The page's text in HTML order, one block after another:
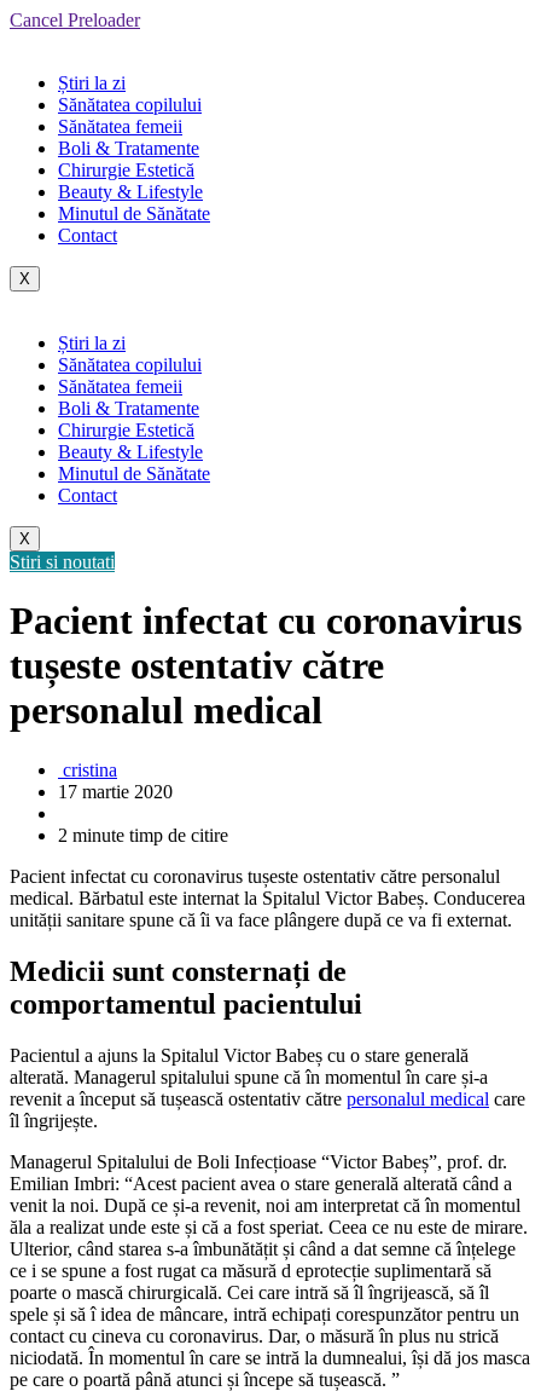
Cancel Preloader
Știri la zi
Sănătatea copilului
Sănătatea femeii
Boli & Tratamente
Chirurgie Estetică
Beauty & Lifestyle
Minutul de Sănătate
Contact
X
Știri la zi
Sănătatea copilului
Sănătatea femeii
Boli & Tratamente
Chirurgie Estetică
Beauty & Lifestyle
Minutul de Sănătate
Contact
X
Stiri si noutati
Pacient infectat cu coronavirus
tușeste ostentativ către
personalul medical
cristina
17 martie 2020
2 minute timp de citire
Pacient infectat cu coronavirus tușeste ostentativ către personalul
medical. Bărbatul este internat la Spitalul Victor Babeș. Conducerea
unității sanitare spune că îi va face plângere după ce va fi externat.
Medicii sunt consternați de
comportamentul pacientului
Pacientul a ajuns la Spitalul Victor Babeș cu o stare generală
alterată. Managerul spitalului spune că în momentul în care și-a
revenit a început să tușească ostentativ către personalul medical care
îl îngrijește.
Managerul Spitalului de Boli Infecțioase “Victor Babeș”, prof. dr.
Emilian Imbri: “Acest pacient avea o stare generală alterată când a
venit la noi. După ce și-a revenit, noi am interpretat că în momentul
ăla a realizat unde este și că a fost speriat. Ceea ce nu este de mirare.
Ulterior, când starea s-a îmbunătățit și când a dat semne că înțelege
ce i se spune a fost rugat ca măsură d eprotecție suplimentară să
poarte o mască chirurgicală. Cei care intră să îl îngrijească, să îl
spele și să î idea de mâncare, intră echipați corespunzător pentru un
contact cu cineva cu coronavirus. Dar, o măsură în plus nu strică
niciodată. În momentul în care se intră la dumnealui, își dă jos masca
pe care o poartă până atunci și începe să tușească. ”